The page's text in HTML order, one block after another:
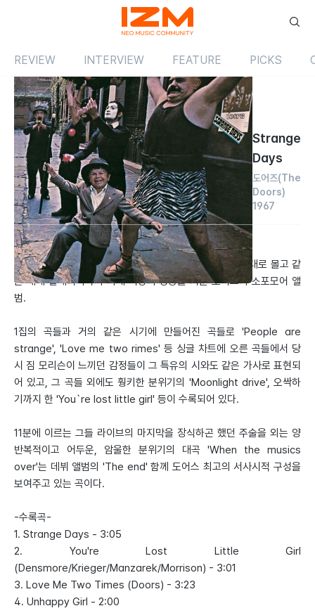
REVIEW INTERVIEW FEATURE PICKS
Review 앨범 해외
Strange
Days
도어즈(The
Doors)
1967
by 한유선 2000.07.01
첫 앨범이 만들어낸 열광적인 분위기 속에서 그 여파를 그대로 몰고 같
은 해에 발매되자마자 기대 이상의 성공을 거둔 도어스의 소포모어 앨
범.
1집의 곡들과 거의 같은 시기에 만들어진 곡들로 'People are
strange', 'Love me two rimes' 등 싱글 차트에 오른 곡들에서 당
시 짐 모리슨이 느끼던 감정들이 그 특유의 시와도 같은 가사로 표현되
어 있고, 그 곡들 외에도 훵키한 분위기의 'Moonlight drive', 오싹하
기까지 한 'You`re lost little girl' 등이 수록되어 있다.
11분에 이르는 그들 라이브의 마지막을 장식하곤 했던 주술을 외는 양
반복적이고 어두운, 암울한 분위기의 대곡 'When the musics
over'는 데뷔 앨범의 'The end' 함께 도어스 최고의 서사시적 구성을
보여주고 있는 곡이다.
-수록곡-
1. Strange Days - 3:05
2. You're Lost Little Girl
(Densmore/Krieger/Manzarek/Morrison) - 3:01
3. Love Me Two Times (Doors) - 3:23
4. Unhappy Girl - 2:00